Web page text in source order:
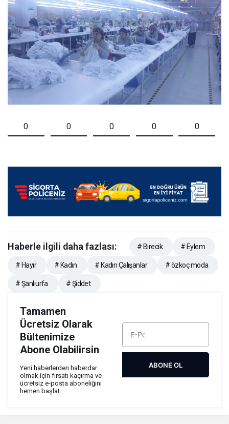
0 0 0 0 0
Haberle ilgili daha fazlası: # Birecik # Eylem
# Hayır # Kadın # Kadın Çalışanlar # özkoç moda
# Şanlıurfa # Şiddet
Tamamen
Ücretsiz Olarak
Bültenimize
Abone Olabilirsin
Yeni haberlerden haberdar
olmak için fırsatı kaçırma ve
ücretsiz e-posta aboneliğini
hemen başlat.
ABONE OL